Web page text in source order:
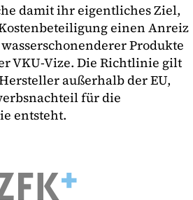
damit ihr eigentliches Ziel,
einen Anreiz
Produkte
VKU-Vize. Die Richtlinie gilt
außerhalb der EU,
für die
entsteht.